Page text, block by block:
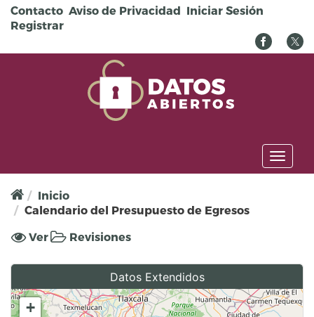
Pasar al contenido principal
Contacto Aviso de Privacidad Iniciar Sesión
Registrar
Toggle
Inicio
Calendario del Presupuesto de Egresos
Solapas principales
Ver(solapaRevisiones
Datos Extendidos
+